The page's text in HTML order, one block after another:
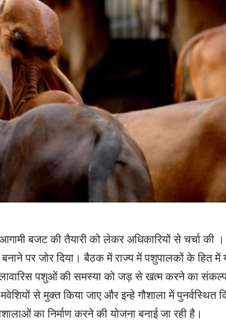
बजट की तैयारी को लेकर अधिकारियों से चर्चा की ।
पर जोर दिया। बैठक में राज्य में पशुपालकों के हित में
पशुओं की समस्या को जड़ से खत्म करने का
मवेशियों से मुक्त किया जाए और इन्हे गौशाला में
का निर्माण करने की योजना बनाई जा रही है।